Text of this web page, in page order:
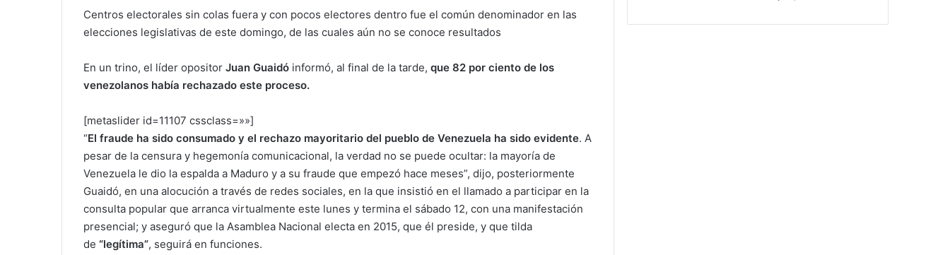
Centros electorales sin colas fuera y con pocos electores dentro fue el común denominador en las
elecciones legislativas de este domingo, de las cuales aún no se conoce resultados
En un trino, el líder opositor Juan Guaidó informó, al final de la tarde, que 82 por ciento de los
venezolanos había rechazado este proceso.
[metaslider id=11107 cssclass=»»]
“El fraude ha sido consumado y el rechazo mayoritario del pueblo de Venezuela ha sido evidente. A
pesar de la censura y hegemonía comunicacional, la verdad no se puede ocultar: la mayoría de
Venezuela le dio la espalda a Maduro y a su fraude que empezó hace meses”, dijo, posteriormente
Guaidó, en una alocución a través de redes sociales, en la que insistió en el llamado a participar en la
consulta popular que arranca virtualmente este lunes y termina el sábado 12, con una manifestación
presencial; y aseguró que la Asamblea Nacional electa en 2015, que él preside, y que tilda
de “legítima”, seguirá en funciones.